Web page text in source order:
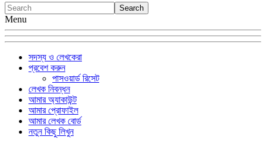
Menu
সদস্য ও লেখকেরা
প্রবেশ করুন
পাসওয়ার্ড রিসেট
লেখক নিবন্ধন
আমার অ্যাকাউন্ট
আমার প্রোফাইল
আমার লেখক বোর্ড
নতুন কিছু লিখুন